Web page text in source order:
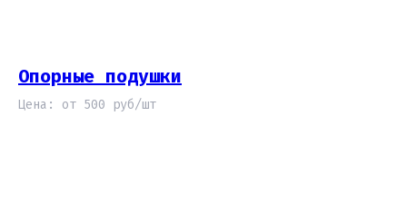
Опорные подушки
Цена: от 500 руб/шт